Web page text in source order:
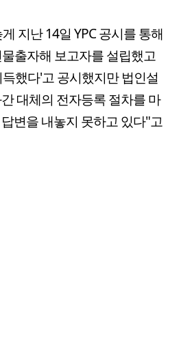
지난 14일 YPC 공시를 통해
출자해 보고자를 설립했고
했다'고 공시했지만 법인설
대체의 전자등록 절차를 마
변을 내놓지 못하고 있다"고